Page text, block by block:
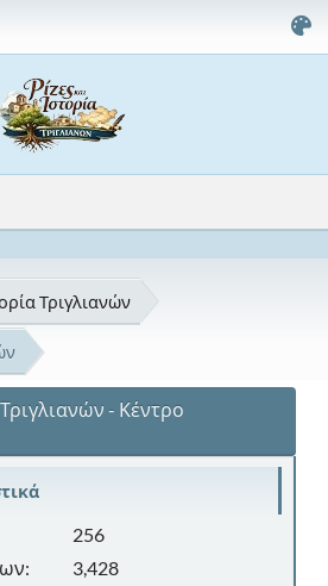
Τριγλιανών
Τριγλιανών - Κέντρο
256
3,428